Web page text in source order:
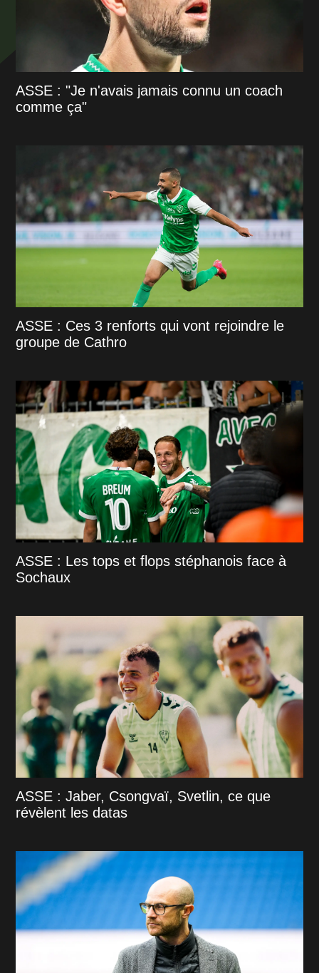
ASSE : "Je n'avais jamais connu un coach
comme ça"
ASSE : Ces 3 renforts qui vont rejoindre le
groupe de Cathro
ASSE : Les tops et flops stéphanois face à
Sochaux
ASSE : Jaber, Csongvaï, Svetlin, ce que
révèlent les datas